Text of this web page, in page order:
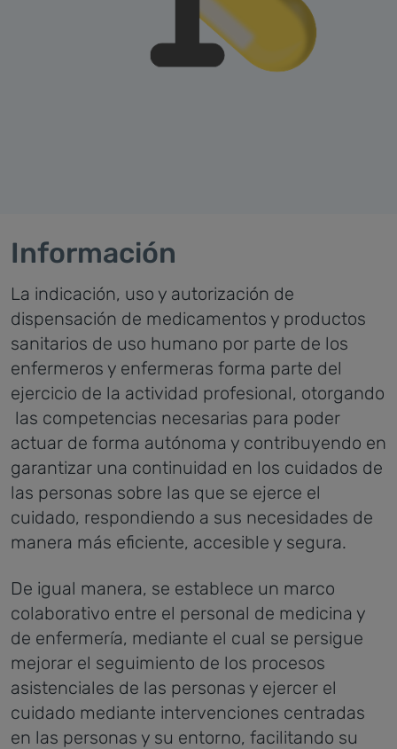
Información
La indicación, uso y autorización de
dispensación de medicamentos y productos
sanitarios de uso humano por parte de los
enfermeros y enfermeras forma parte del
ejercicio de la actividad profesional, otorgando
las competencias necesarias para poder
actuar de forma autónoma y contribuyendo en
garantizar una continuidad en los cuidados de
las personas sobre las que se ejerce el
cuidado, respondiendo a sus necesidades de
manera más eficiente, accesible y segura.
De igual manera, se establece un marco
colaborativo entre el personal de medicina y
de enfermería, mediante el cual se persigue
mejorar el seguimiento de los procesos
asistenciales de las personas y ejercer el
cuidado mediante intervenciones centradas
en las personas y su entorno, facilitando su